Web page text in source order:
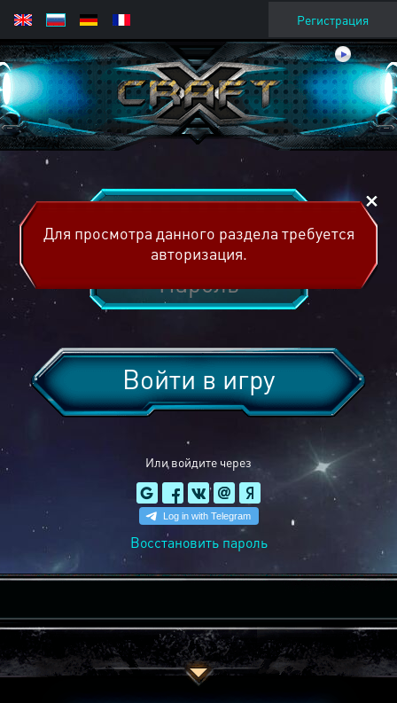
Регистрация
Или войдите через
Войти в игру
Восстановить пароль
Для просмотра данного раздела требуется
авторизация.